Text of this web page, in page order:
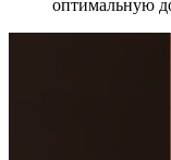
оптимальную